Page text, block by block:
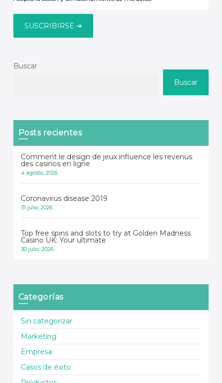
Buscar
Buscar
Posts recientes
Comment le design de jeux influence les revenus
des casinos en ligne
4 agosto, 2026
Coronavirus disease 2019
31 julio, 2026
Top free spins and slots to try at Golden Madness
Casino UK: Your ultimate
30 julio, 2026
Categorías
Sin categorizar
Marketing
Empresa
Casos de éxito